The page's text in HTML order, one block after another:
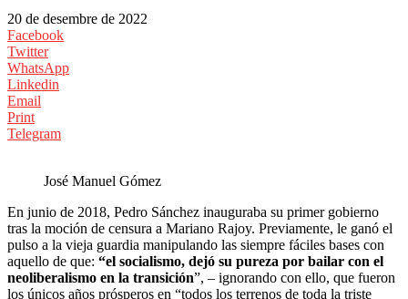
20 de desembre de 2022
Facebook
Twitter
WhatsApp
Linkedin
Email
Print
Telegram
José Manuel Gómez
En junio de 2018, Pedro Sánchez inauguraba su primer gobierno
tras la moción de censura a Mariano Rajoy. Previamente, le ganó el
pulso a la vieja guardia manipulando las siempre fáciles bases con
aquello de que: “el socialismo, dejó su pureza por bailar con el
neoliberalismo en la transición”, – ignorando con ello, que fueron
los únicos años prósperos en “todos los terrenos de toda la triste